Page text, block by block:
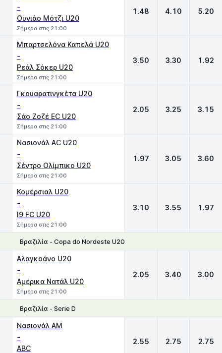
-
Ουνιάο Μότζι U20
Σήμερα στις 21:00
1.48 4.10 5.20
Μπαρτσελόνα Καπελά U20
-
Ρεάλ Σόκερ U20
Σήμερα στις 21:00
3.50 3.30 1.92
Γκουαρατινγκέτα U20
-
Σάο Ζοζέ EC U20
Σήμερα στις 21:00
2.05 3.25 3.15
Νασιονάλ AC U20
-
Σέντρο Ολίμπικο U20
Σήμερα στις 21:00
1.97 3.05 3.60
Κομέρσιαλ U20
-
I9 FC U20
Σήμερα στις 21:00
3.10 3.55 1.97
Βραζιλία - Copa do Nordeste U20
Αλαγκοάνο U20
-
Αμέρικα Νατάλ U20
Σήμερα στις 21:00
2.05 3.40 3.00
Βραζιλία - Serie D
Νασιονάλ ΑΜ
-
ABC
2.55 2.75 2.75